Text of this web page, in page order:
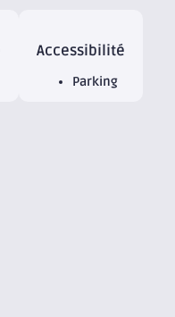
Accessibilité
Parking